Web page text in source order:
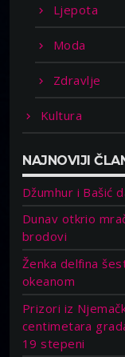
Ljepota
Moda
Zdravlje
Kultura
NAJNOVIJI
Džumhur i Bašić
Dunav otkrio
brodovi
Ženka delfina
okeanom
Prizori iz
centimetara
19 stepeni